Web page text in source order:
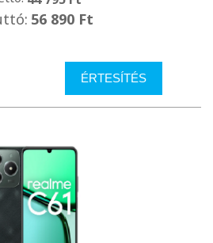
56 890 Ft
ÉRTESÍTÉS